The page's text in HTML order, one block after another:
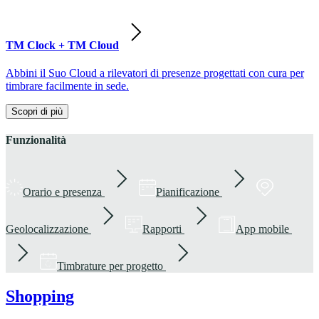
TM Clock + TM Cloud
Abbini il Suo Cloud a rilevatori di presenze progettati con cura per
timbrare facilmente in sede.
Scopri di più
Funzionalità
Orario e presenza Pianificazione
Geolocalizzazione Rapporti App mobile
Timbrature per progetto
Shopping